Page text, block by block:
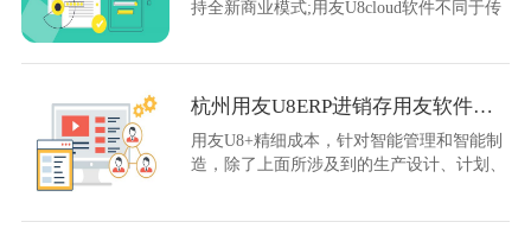
持全新商业模式;用友U8cloud软件不同于传
杭州用友U8ERP进销存用友软件在哪里买
用友U8+精细成本，针对智能管理和智能制
造，除了上面所涉及到的生产设计、计划、